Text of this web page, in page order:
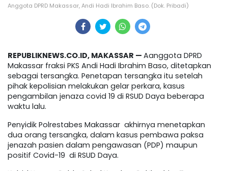
Anggota DPRD Makassar, Andi Hadi Ibrahim Baso. (Dok. Pribadi)
REPUBLIKNEWS.CO.ID, MAKASSAR — Aanggota DPRD
Makassar fraksi PKS Andi Hadi Ibrahim Baso, ditetapkan
sebagai tersangka. Penetapan tersangka itu setelah
pihak kepolisian melakukan gelar perkara, kasus
pengambilan jenaza covid 19 di RSUD Daya beberapa
waktu lalu.
Penyidik Polrestabes Makassar akhirnya menetapkan
dua orang tersangka, dalam kasus pembawa paksa
jenazah pasien dalam pengawasan (PDP) maupun
positif Covid-19 di RSUD Daya.